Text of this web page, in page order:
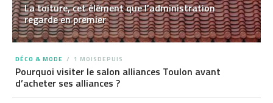
La toiture, cet élément que l’administration
regarde en premier
DÉCO & MODE 1 MOISDEPUIS
Pourquoi visiter le salon alliances Toulon avant
d’acheter ses alliances ?